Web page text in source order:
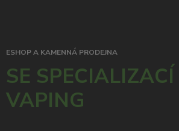
ESHOP A KAMENNÁ PRODEJNA
SE
VAPING